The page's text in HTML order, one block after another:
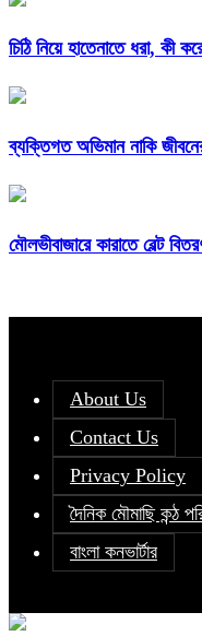
চিঠি নিয়ে হাতেনাতে ধরা, কী
ব্যক্তিগত অভিমান নাকি
মৌলভীবাজারে কারাতে বেল্ট
About Us
Contact Us
Privacy Policy
দৈনিক মৌমাছি কন্ঠ
বাংলা কনভার্টার